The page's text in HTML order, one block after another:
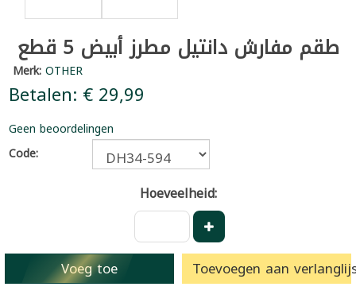
طقم مفارش دانتيل مطرز أبيض 5 قطع
Merk:OTHER
Betalen: € 29,99
Geen beoordelingen
Code:
Hoeveelheid:
Voeg toe Toevoegen aan